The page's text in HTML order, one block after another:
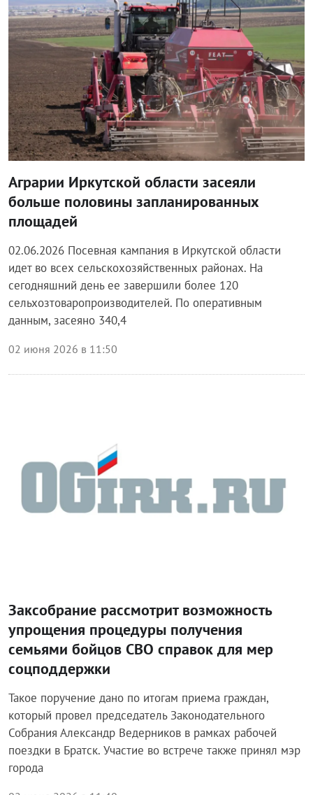
Аграрии Иркутской области засеяли
больше половины запланированных
площадей
02.06.2026 Посевная кампания в Иркутской области
идет во всех сельскохозяйственных районах. На
сегодняшний день ее завершили более 120
сельхозтоваропроизводителей. По оперативным
данным, засеяно 340,4
02 июня 2026 в 11:50
Заксобрание рассмотрит возможность
упрощения процедуры получения
семьями бойцов СВО справок для мер
соцподдержки
Такое поручение дано по итогам приема граждан,
который провел председатель Законодательного
Собрания Александр Ведерников в рамках рабочей
поездки в Братск. Участие во встрече также принял мэр
города